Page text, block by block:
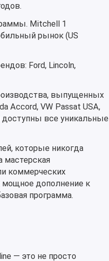
Mitchell 1
рынок (US
Ford, Lincoln,
выпущенных
Accord, VW Passat USA,
доступны все уникальные
которые никогда
мастерская
коммерческих
мощное дополнение к
программа.
— это не просто